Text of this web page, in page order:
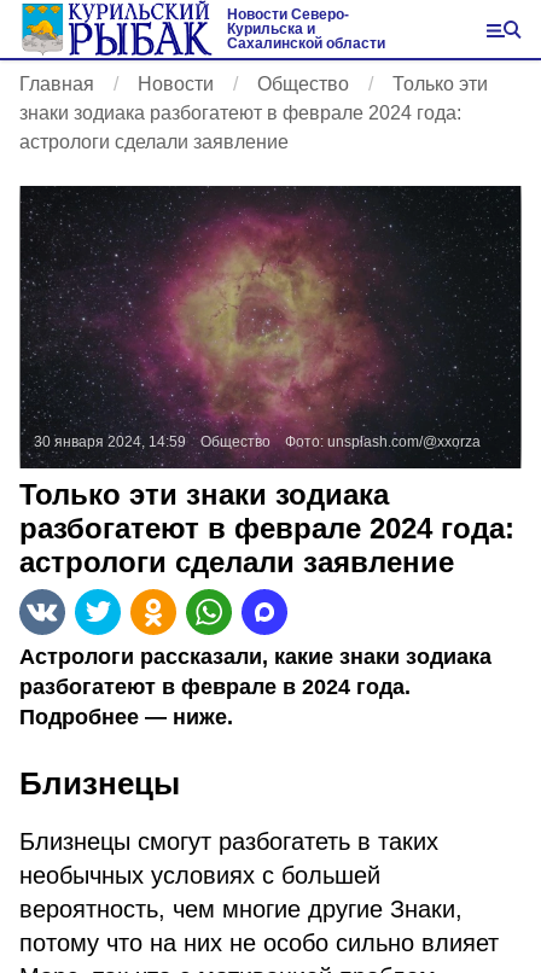
Новости Северо-
Курильска и
Сахалинской области
Главная Новости Общество
Только эти
знаки зодиака разбогатеют в феврале 2024 года:
астрологи сделали заявление
30 января 2024, 14:59 Общество Фото: unsplash.com/@xxorza
Только эти знаки зодиака
разбогатеют в феврале 2024 года:
астрологи сделали заявление
Астрологи рассказали, какие знаки зодиака
разбогатеют в феврале в 2024 года.
Подробнее — ниже.
Близнецы
Близнецы смогут разбогатеть в таких
необычных условиях с большей
вероятность, чем многие другие Знаки,
потому что на них не особо сильно влияет